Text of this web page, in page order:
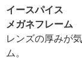
イースパイス
メガネフレーム
レンズの厚みが
ム。